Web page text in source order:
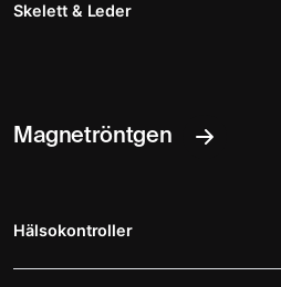
Skelett & Leder
Magnetröntgen
Hälsokontroller